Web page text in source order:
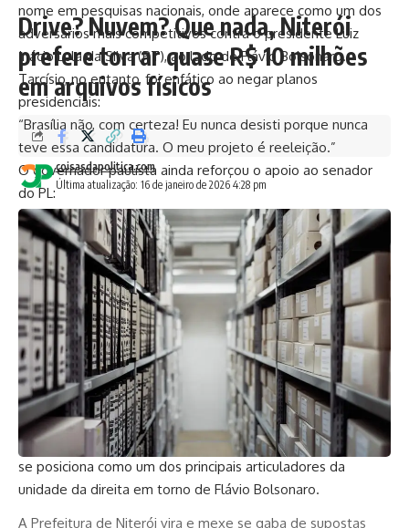
nome em pesquisas nacionais, onde aparece como um dos
adversários mais competitivos contra o presidente Luiz
Inácio Lula da Silva (PT), ao lado de Flávio Bolsonaro.
Tarcísio, no entanto, foi enfático ao negar planos
presidenciais:
“Brasília não, com certeza! Eu nunca desisti porque nunca
teve essa candidatura. O meu projeto é reeleição.”
O governador paulista ainda reforçou o apoio ao senador
do PL:
“Pra mim o Flávio é um grande nome. Já falei que ele é o
meu candidato e tem o nosso apoio.”
A pré-candidatura de Flávio Bolsonaro foi oficializada em
dezembro, quando o ex-presidente Jair Bolsonaro anunciou,
por meio de carta lida pelo próprio filho, a decisão de lançá-
lo ao Planalto em 2026. Desde então, aliados do ex-
presidente disputam espaço no campo bolsonarista, mas
Tarcísio deixou claro que seguirá alinhado ao projeto do
senador.
Com isso, o governador paulista não apenas encerra
especulações sobre sua própria candidatura, como também
se posiciona como um dos principais articuladores da
unidade da direita em torno de Flávio Bolsonaro.
Drive? Nuvem? Que nada, Niterói
prefere torrar quase R$ 10 milhões
em arquivos físicos
Última atualização: 16 de janeiro de 2026 4:28 pm
coisasdapolitica.com
A Prefeitura de Niterói vira e mexe se gaba de supostas